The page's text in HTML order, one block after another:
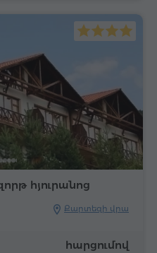
հյուրանոց
Քարտեզի վրա
հարցումով